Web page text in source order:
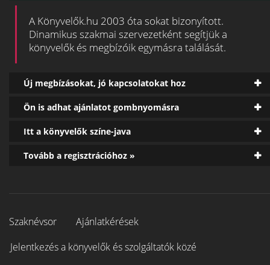
A Könyvelők.hu 2003 óta sokat bizonyított.
Dinamikus szakmai szervezetként segítjük a
könyvelők és megbízóik egymásra találását.
Új megbízásokat, jó kapcsolatokat hoz
Ön is adhat ajánlatot gombnyomásra
Itt a könyvelők színe-java
Tovább a regisztrációhoz »
Szaknévsor
Ajánlatkérések
Jelentkezés a könyvelők és szolgáltatók közé